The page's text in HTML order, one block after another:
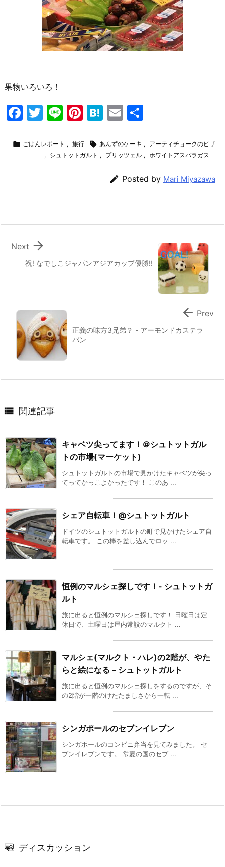
果物いろいろ！
F
c
k
T
itt
er
Li
e
Pi
er
e
H
e
n
a
E
ai
l
 ごはんレポート , 旅行  あんずのケーキ , アーティチョークのピザ
, シュトットガルト , プリッツェル , ホワイトアスパラガス
 Posted by Mari Miyazawa
祝! なでしこジャパンアジアカップ優勝!!

Next
正義の味方3兄弟？ - アーモンドカステラ
パン
 Prev
 関連記事
キャベツ尖ってます！＠シュトットガル
トの市場(マーケット)
シュトットガルトの市場で見かけたキャベツが尖っ
てってかっこよかったです！ このあ ...
シェア自転車！@シュトットガルト
ドイツのシュトットガルトの町で見かけたシェア自
転車です。 この棒を差し込んでロッ ...
恒例のマルシェ探しです！- シュトットガ
ルト
旅に出ると恒例のマルシェ探しです！ 日曜日は定
休日で、土曜日は屋内常設のマルクト ...
マルシェ(マルクト・ハレ)の2階が、やた
らと絵になる – シュトットガルト
旅に出ると恒例のマルシェ探しをするのですが、そ
の2階が一階のけたたましさから一転 ...
シンガポールのセブンイレブン
シンガポールのコンビニ弁当を見てみました。 セ
ブンイレブンです。 常夏の国のセブ ...
ディスカッション